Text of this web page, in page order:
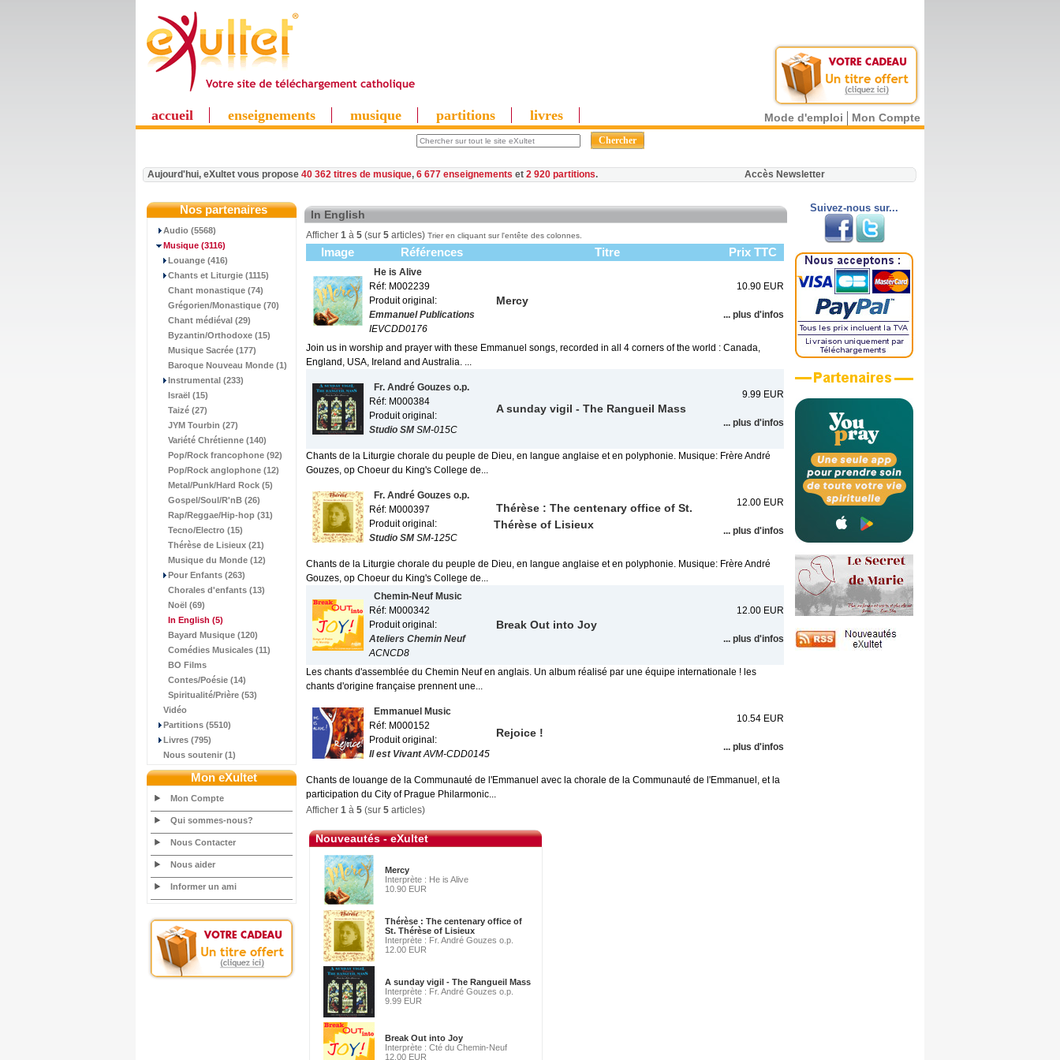
accueil enseignements musique partitions livres Mode d'emploi Mon Compte
Aujourd'hui, eXultet vous propose 40 362 titres de musique, 6 677 enseignements et 2 920 partitions. Accès Newsletter
Nos partenaires
Audio (5568)
Musique (3116)
Louange (416)
Chants et Liturgie (1115)
Chant monastique (74)
Grégorien/Monastique (70)
Chant médiéval (29)
Byzantin/Orthodoxe (15)
Musique Sacrée (177)
Baroque Nouveau Monde (1)
Instrumental (233)
Israël (15)
Taizé (27)
JYM Tourbin (27)
Variété Chrétienne (140)
Pop/Rock francophone (92)
Pop/Rock anglophone (12)
Metal/Punk/Hard Rock (5)
Gospel/Soul/R'nB (26)
Rap/Reggae/Hip-hop (31)
Tecno/Electro (15)
Thérèse de Lisieux (21)
Musique du Monde (12)
Pour Enfants (263)
Chorales d'enfants (13)
Noël (69)
In English (5)
Bayard Musique (120)
Comédies Musicales (11)
BO Films
Contes/Poésie (14)
Spiritualité/Prière (53)
Vidéo
Partitions (5510)
Livres (795)
Nous soutenir (1)
Mon eXultet
Mon Compte
Qui sommes-nous?
Nous Contacter
Nous aider
Informer un ami
In English
Afficher 1 à 5 (sur 5 articles) Trier en cliquant sur l'entête des colonnes.
Image Références Titre Prix TTC
He is Alive
Réf: M002239
Produit original:
Emmanuel Publications
IEVCDD0176
Mercy
10.90 EUR
... plus d'infos
Join us in worship and prayer with these Emmanuel songs, recorded in all 4 corners of the world : Canada,
England, USA, Ireland and Australia. ...
Fr. André Gouzes o.p.
Réf: M000384
Produit original:
Studio SM SM-015C
A sunday vigil - The Rangueil Mass
9.99 EUR
... plus d'infos
Chants de la Liturgie chorale du peuple de Dieu, en langue anglaise et en polyphonie. Musique: Frère André
Gouzes, op Choeur du King's College de...
Fr. André Gouzes o.p.
Réf: M000397
Produit original:
Studio SM SM-125C
Thérèse : The centenary office of St.
Thérèse of Lisieux
12.00 EUR
... plus d'infos
Chants de la Liturgie chorale du peuple de Dieu, en langue anglaise et en polyphonie. Musique: Frère André
Gouzes, op Choeur du King's College de...
Chemin-Neuf Music
Réf: M000342
Produit original:
Ateliers Chemin Neuf
ACNCD8
Break Out into Joy
12.00 EUR
... plus d'infos
Les chants d'assemblée du Chemin Neuf en anglais. Un album réalisé par une équipe internationale ! les
chants d'origine française prennent une...
Emmanuel Music
Réf: M000152
Produit original:
Il est VivantAVM-CDD0145
Rejoice !
10.54 EUR
... plus d'infos
Chants de louange de la Communauté de l'Emmanuel avec la chorale de la Communauté de l'Emmanuel, et la
participation du City of Prague Philarmonic...
Afficher 1 à 5 (sur 5 articles)
Nouveautés - eXultet
Mercy
Interprète : He is Alive
10.90 EUR
Thérèse : The centenary office of
St. Thérèse of Lisieux
Interprète : Fr. André Gouzes o.p.
12.00 EUR
A sunday vigil - The Rangueil Mass
Interprète : Fr. André Gouzes o.p.
9.99 EUR
Break Out into Joy
Interprète : Cté du Chemin-Neuf
12.00 EUR
Suivez-nous sur...